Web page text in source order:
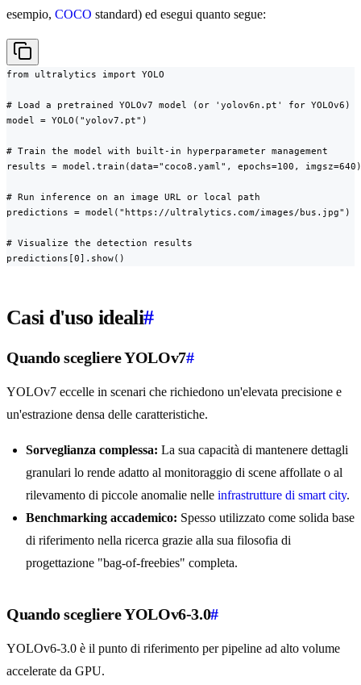
esempio, COCO standard) ed esegui quanto segue:
from ultralytics import YOLO
# Load a pretrained YOLOv7 model (or 'yolov6n.pt' for YOLOv6)
model = YOLO("yolov7.pt")
# Train the model with built-in hyperparameter management
results = model.train(data="coco8.yaml", epochs=100, imgsz=640)
# Run inference on an image URL or local path
predictions = model("https://ultralytics.com/images/bus.jpg")
# Visualize the detection results
predictions[0].show()
Casi d'uso ideali#
Quando scegliere YOLOv7#
YOLOv7 eccelle in scenari che richiedono un'elevata precisione e
un'estrazione densa delle caratteristiche.
Sorveglianza complessa: La sua capacità di mantenere dettagli
granulari lo rende adatto al monitoraggio di scene affollate o al
rilevamento di piccole anomalie nelle infrastrutture di smart city.
Benchmarking accademico: Spesso utilizzato come solida base
di riferimento nella ricerca grazie alla sua filosofia di
progettazione "bag-of-freebies" completa.
Quando scegliere YOLOv6-3.0#
YOLOv6-3.0 è il punto di riferimento per pipeline ad alto volume
accelerate da GPU.